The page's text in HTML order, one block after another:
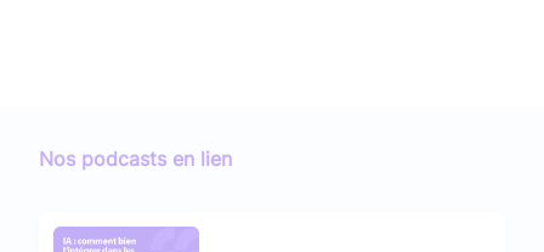
Nos podcasts en lien